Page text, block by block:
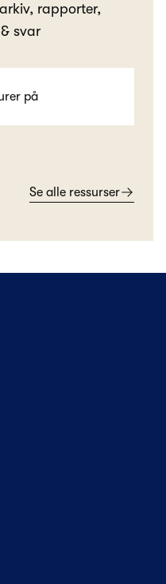
rapporter,
svar
Se alle ressurser